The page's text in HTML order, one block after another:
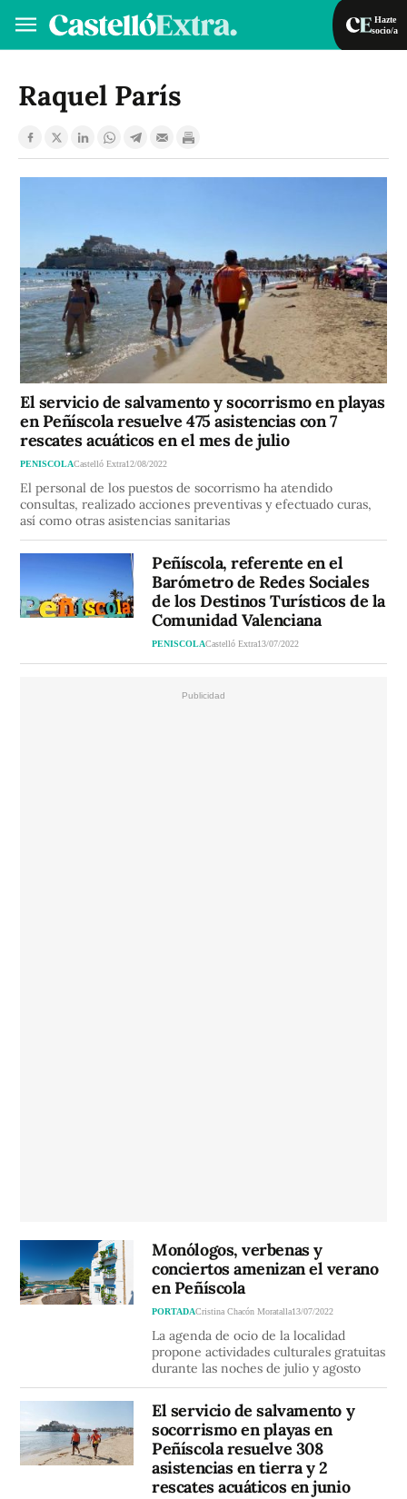
Hazte
socio/a
VA
Raquel París
El servicio de salvamento y socorrismo en playas
en Peñíscola resuelve 475 asistencias con 7
rescates acuáticos en el mes de julio
PENISCOLACastelló Extra12/08/2022
El personal de los puestos de socorrismo ha atendido
consultas, realizado acciones preventivas y efectuado curas,
así como otras asistencias sanitarias
Peñíscola, referente en el
Barómetro de Redes Sociales
de los Destinos Turísticos de la
Comunidad Valenciana
PENISCOLACastelló Extra13/07/2022
Monólogos, verbenas y
conciertos amenizan el verano
en Peñíscola
PORTADACristina Chacón Moratalla13/07/2022
La agenda de ocio de la localidad
propone actividades culturales gratuitas
durante las noches de julio y agosto
El servicio de salvamento y
socorrismo en playas en
Peñíscola resuelve 308
asistencias en tierra y 2
rescates acuáticos en junio